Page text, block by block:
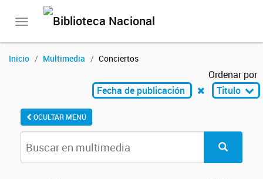
Toggle
Inicio Multimedia Conciertos
Ordenar por
Fecha de publicación
Titulo
OCULTAR MENÚ